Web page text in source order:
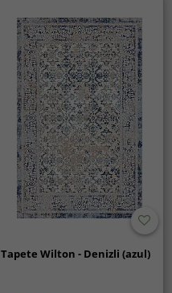
Tapete Wilton - Denizli (azul)